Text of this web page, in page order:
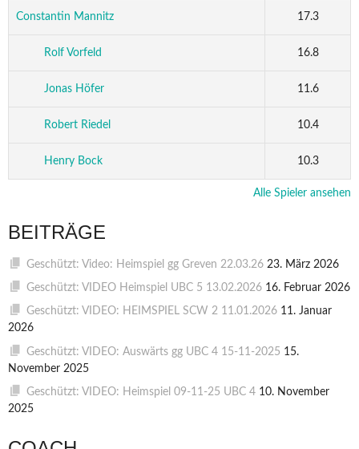
Constantin Mannitz 17.3
Rolf Vorfeld 16.8
Jonas Höfer 11.6
Robert Riedel 10.4
Henry Bock 10.3
Alle Spieler ansehen
BEITRÄGE
Geschützt: Video: Heimspiel gg Greven 22.03.26 23. März 2026
Geschützt: VIDEO Heimspiel UBC 5 13.02.2026 16. Februar 2026
Geschützt: VIDEO: HEIMSPIEL SCW 2 11.01.2026 11. Januar
2026
Geschützt: VIDEO: Auswärts gg UBC 4 15-11-2025 15.
November 2025
Geschützt: VIDEO: Heimspiel 09-11-25 UBC 4 10. November
2025